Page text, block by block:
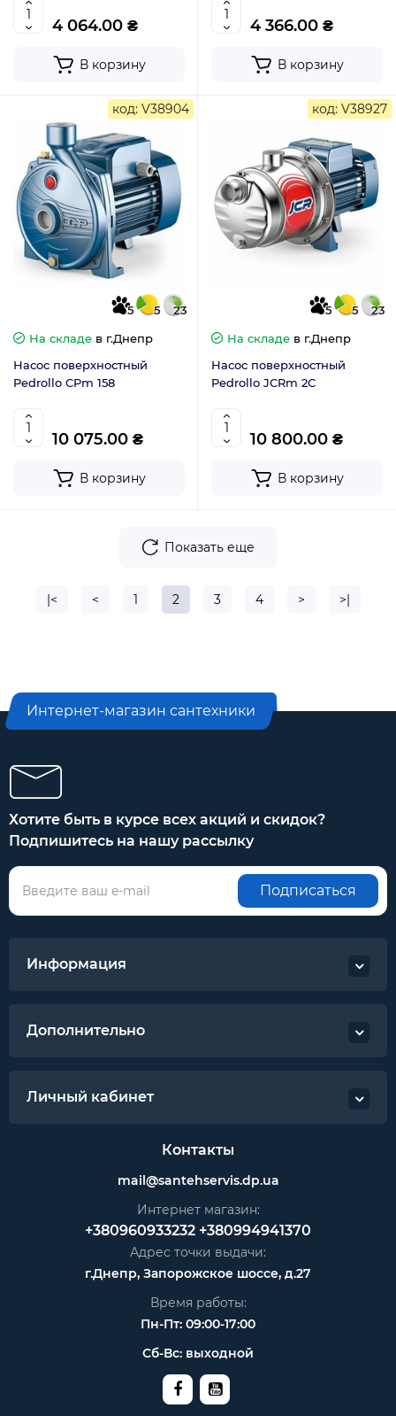
4 064.00 ₴
В корзину
4 366.00 ₴
В корзину
код: V38904
5 5
23
На складе в г.Днепр
Насос поверхностный
Pedrollo CPm 158
10 075.00 ₴
В корзину
код: V38927
5 5
23
На складе в г.Днепр
Насос поверхностный
Pedrollo JCRm 2С
10 800.00 ₴
В корзину
Показать еще
|< < 1 2 3 4 > >|
Интернет-магазин сантехники
Хотите быть в курсе всех акций и скидок?
Подпишитесь на нашу рассылку
Подписаться
Информация
Дополнительно
Личный кабинет
Контакты
mail@santehservis.dp.ua
Интернет магазин:
+380960933232 +380994941370
Адрес точки выдачи:
г.Днепр, Запорожское шоссе, д.27
Время работы:
Пн-Пт: 09:00-17:00
Сб-Вс: выходной